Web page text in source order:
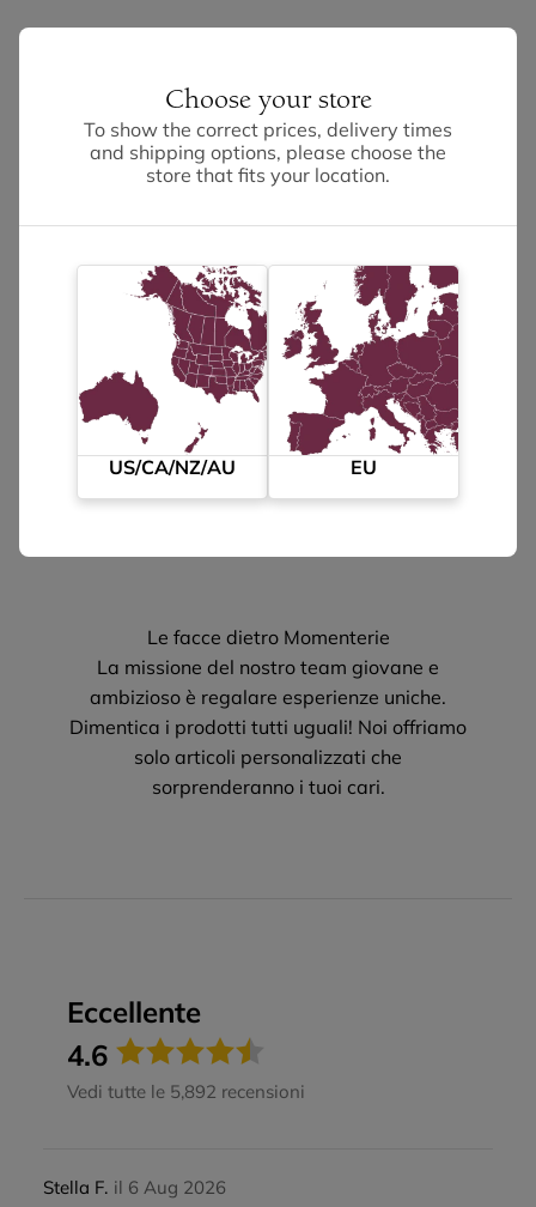
Choose your store
To show the correct prices, delivery times
and shipping options, please choose the
store that fits your location.
US/CA/NZ/AU EU
Le facce dietro Momenterie
La missione del nostro team giovane e
ambizioso è regalare esperienze uniche.
Dimentica i prodotti tutti uguali! Noi offriamo
solo articoli personalizzati che
sorprenderanno i tuoi cari.
Eccellente
4.6
Vedi tutte le 5,892 recensioni
Stella F. il 6 Aug 2026